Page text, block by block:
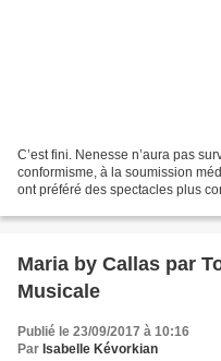
C’est fini. Nenesse n’aura pas
conformisme, à la soumission
ont préféré des spectacles plus
Maria by Callas par
Musicale
Publié le 23/09/2017 à 10:16
Par Isabelle Kévorkian